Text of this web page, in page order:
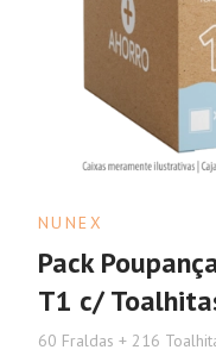
NUNEX
Pack
T1 c/
60 Fraldas + 216